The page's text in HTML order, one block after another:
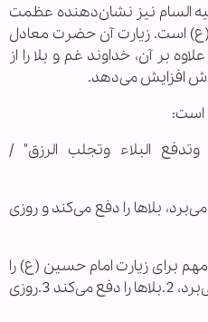
السام نیز نشان‌دهنده عظمت
(ع) است. زیارت آن حضرت معادل
بر آن، خداوند غم و بلا را از
افزایش می‌دهد.
است:
البلاء وتجلب الرزق" /
بلاها را دفع می‌کند و روزی
برای زیارت امام حسین (ع) را
بر می شمارد. 1.فقر را از بین می‌برد، 2.بلاها را دفع می‌کند 3.روزی